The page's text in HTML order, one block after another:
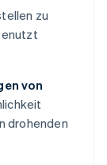
zu
von
drohenden